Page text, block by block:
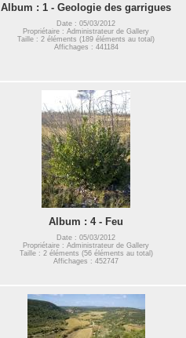
Album : 1 - Geologie des garrigues
Date : 05/03/2012
Propriétaire : Administrateur de Gallery
Taille : 2 éléments (189 éléments au total)
Affichages : 441184
Album : 4 - Feu
Date : 05/03/2012
Propriétaire : Administrateur de Gallery
Taille : 2 éléments (56 éléments au total)
Affichages : 452747